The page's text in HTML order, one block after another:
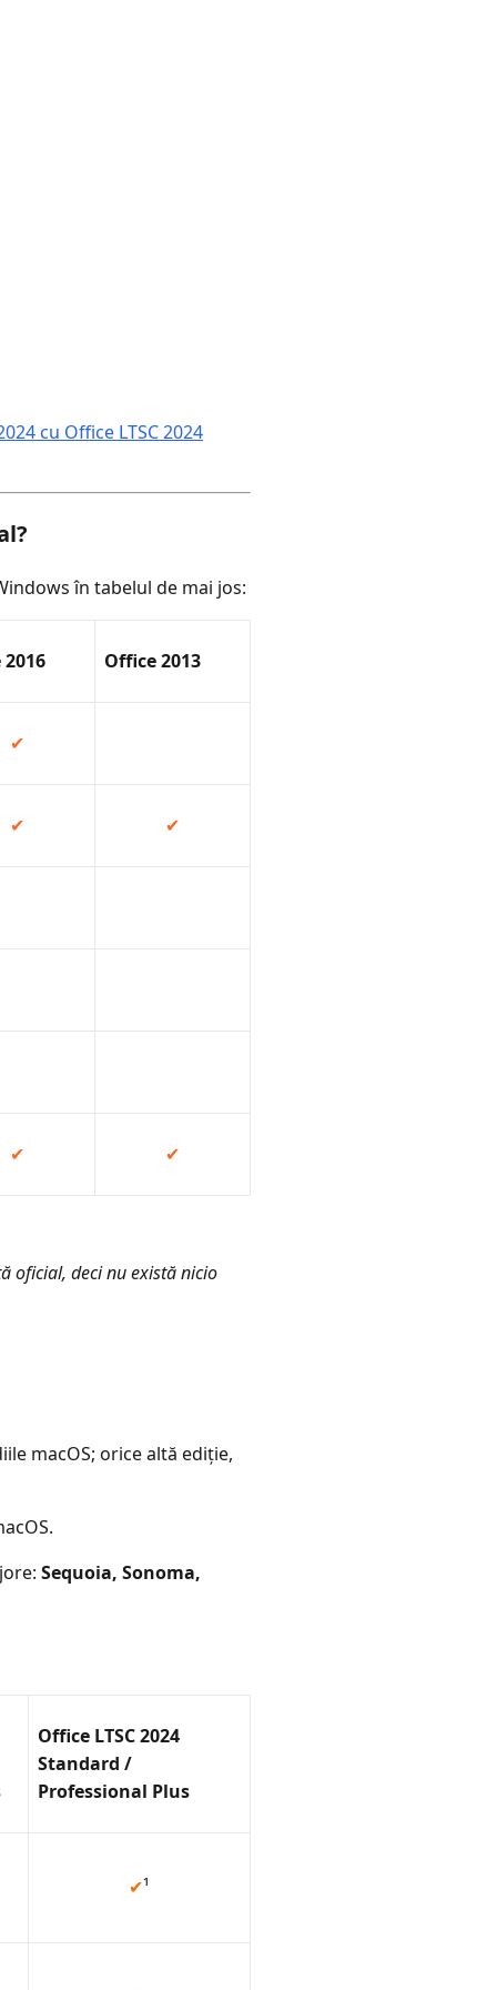
cu Office LTSC 2024
în tabelul de mai jos:
Office 2013
✔
✔ ✔
✔ ✔
oficial, deci nu există nicio
macOS; orice altă ediție,
Sequoia, Sonoma,
Office LTSC 2024
Standard /
Professional Plus
✔¹